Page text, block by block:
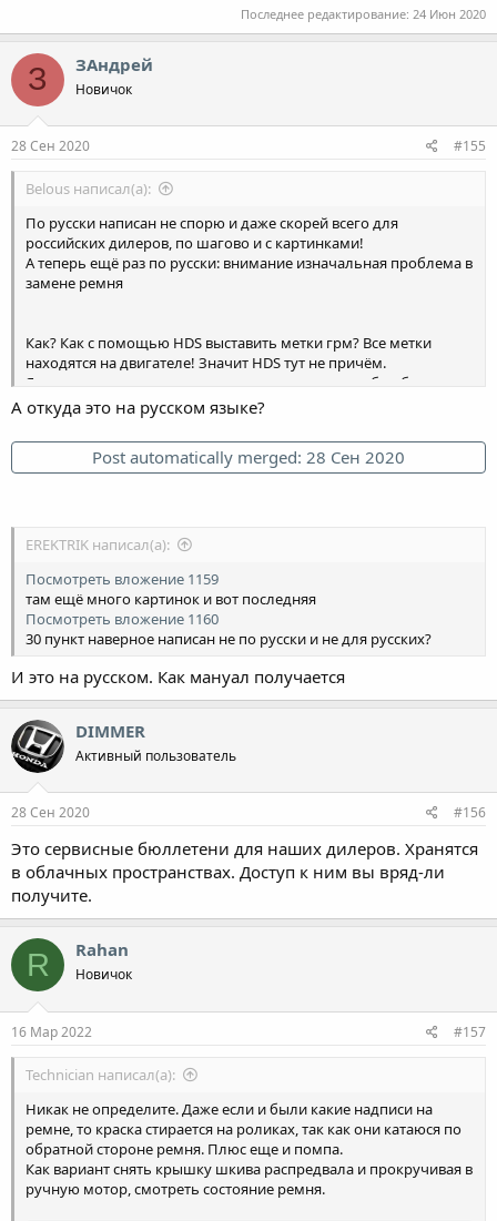
Последнее редактирование: 24 Июн 2020
З ЗАндрей
Новичок
28 Сен 2020 #155
Belous написал(а):
По русски написан не спорю и даже скорей всего для
российских дилеров, по шагово и с картинками!
А теперь ещё раз по русски: внимание изначальная проблема в
замене ремня
Как? Как с помощью HDS выставить метки грм? Все метки
находятся на двигателе! Значит HDS тут не причём.
Я не знаю что нужно снять при замене ремня чтобы сбить
настройки скр, но даже если это произошло, то опять можно
обойтись без HDS.
Нажав на ссылочку 30 на последней картинке мы перейдём в
обучение скр. И там также четко написано: Посмотреть
А откуда это на русском языке?
Post automatically merged: 28 Сен 2020
EREKTRIK написал(а):
Посмотреть вложение 1159
там ещё много картинок и вот последняя
Посмотреть вложение 1160
30 пункт наверное написан не по русски и не для русских?
И это на русском. Как мануал получается
DIMMER
Активный пользователь
28 Сен 2020 #156
Это сервисные бюллетени для наших дилеров. Хранятся
в облачных пространствах. Доступ к ним вы вряд-ли
получите.
R Rahan
Новичок
16 Мар 2022 #157
Technician написал(а):
Никак не определите. Даже если и были какие надписи на
ремне, то краска стирается на роликах, так как они катаюся по
обратной стороне ремня. Плюс еще и помпа.
Как вариант снять крышку шкива распредвала и прокручивая в
ручную мотор, смотреть состояние ремня.